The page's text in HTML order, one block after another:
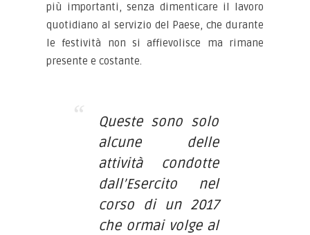
più importanti, senza dimenticare il lavoro
quotidiano al servizio del Paese, che durante
le festività non si affievolisce ma rimane
presente e costante.
Queste sono solo
alcune delle
attività condotte
dall’Esercito nel
corso di un 2017
che ormai volge al